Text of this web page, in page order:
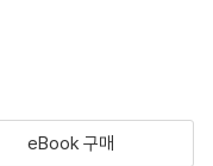
eBook 구매